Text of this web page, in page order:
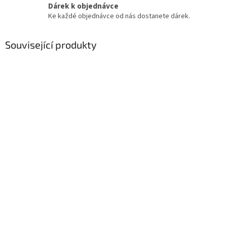
Dárek k objednávce
Ke každé objednávce od nás dostanete dárek.
Související produkty